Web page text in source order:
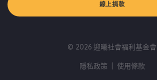
線上捐款
© 2026 迎曦社會福利基金會
隱私政策 使用條款